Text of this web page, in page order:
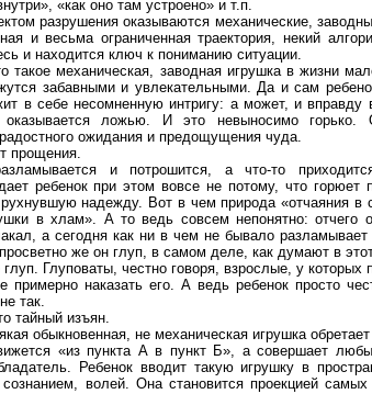
«как оно там устроено» и т.п.
разрушения оказываются механические,
и весьма ограниченная траектория, некий
и находится ключ к пониманию ситуации.
такое механическая, заводная игрушка в жизни
забавными и увлекательными. Да и сам
в себе несомненную интригу: а может, и вправду
оказывается ложью. И это невыносимо горько.
ожидания и предощущения чуда.
прощения.
и потрошится, а что-то
ребенок при этом вовсе не потому, что горюет
надежду. Вот в чем природа «отчаяния в
в хлам». А то ведь совсем непонятно: отчего
а сегодня как ни в чем не бывало
же он глуп, в самом деле, как думают в
Глуповаты, честно говоря, взрослые, у которых
примерно наказать его. А ведь ребенок просто
так.
тайный изъян.
обыкновенная, не механическая игрушка
«из пункта А в пункт Б», а совершает
Ребенок вводит такую игрушку в
волей. Она становится проекцией самых